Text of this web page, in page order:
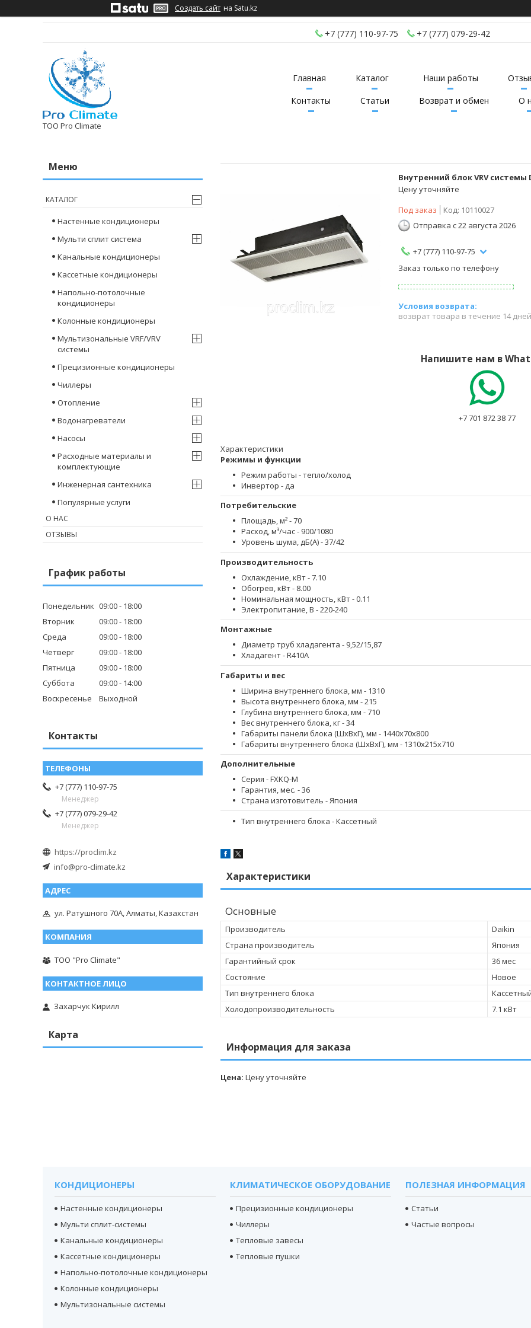
Создать сайт на Satu.kz
+7 (777) 110-97-75 +7 (777) 079-29-42
ТОО Pro Climate
Главная Каталог Наши работы
Контакты
Статьи Возврат и обмен О
Внутренний блок VRV системы
Цену уточняйте
Под заказ
Код: 10110027
Отправка с 22 августа 2026
+7 (777) 110-97-75
Заказ только по телефону
возврат товара в течение 14
Напишите нам в
+7 701 872 38 77
Характеристики
Режимы и функции
Режим работы - тепло/холод
Инвертор - да
Потребительские
Площадь, м²- 70
Расход, м³/час- 900/1080
Уровень шума, дБ(А)- 37/42
Производительность
Охлаждение, кВт- 7.10
Обогрев, кВт- 8.00
Номинальная мощность, кВт- 0.11
Электропитание, В - 220-240
Монтажные
Диаметр труб хладагента - 9,52/15,87
Хладагент- R410A
Габариты и вес
Ширина внутреннего блока, мм - 1310
Высота внутреннего блока, мм - 215
Глубина внутреннего блока, мм - 710
Вес внутреннего блока, кг- 34
Габариты панели блока (ШxВxГ), мм - 1440x70x800
Габариты внутреннего блока (ШxВxГ), мм - 1310х215х710
Дополнительные
Серия - FXKQ-M
Гарантия, мес. - 36
Страна изготовитель - Япония
Тип внутреннего блока - Кассетный
Характеристики
Основные
Производитель
Daikin
Страна производитель
Япония
Гарантийный срок
36 мес
Состояние
Новое
Тип внутреннего блока
Холодопроизводительность
7.1 кВт
Информация для заказа
Цена: Цену уточняйте
КАТАЛОГ
Настенные кондиционеры
Мульти сплит система
Канальные кондиционеры
Кассетные кондиционеры
Напольно-потолочные
кондиционеры
Колонные кондиционеры
Мультизональные VRF/VRV
системы
Прецизионные кондиционеры
Чиллеры
Отопление
Водонагреватели
Насосы
Расходные материалы и
комплектующие
Инженерная сантехника
Популярные услуги
О НАС
ОТЗЫВЫ
График работы
Понедельник 09:00
18:00
Вторник
09:00
18:00
Среда
09:00
18:00
Четверг
09:00
18:00
Пятница
09:00
18:00
Суббота
09:00
14:00
Воскресенье
Выходной
Контакты
+7 (777) 110-97-75
Менеджер
+7 (777) 079-29-42
Менеджер
https://proclim.kz
info@pro-climate.kz
ул. Ратушного 70А, Алматы, Казахстан
ТОО "Pro Climate"
Захарчук Кирилл
Карта
КОНДИЦИОНЕРЫ
Настенные кондиционеры
Мульти сплит-системы
Канальные кондиционеры
Кассетные кондиционеры
Напольно-потолочные кондиционеры
Колонные кондиционеры
Мультизональные системы
КЛИМАТИЧЕСКОЕ ОБОРУДОВАНИЕ
Прецизионные кондиционеры
Чиллеры
Тепловые завесы
Тепловые пушки
ПОЛЕЗНАЯ ИНФОРМАЦИЯ
Статьи
Частые вопросы